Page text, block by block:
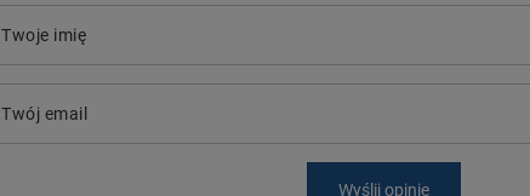
Twoje imię
Twój email
Wyślij opinię